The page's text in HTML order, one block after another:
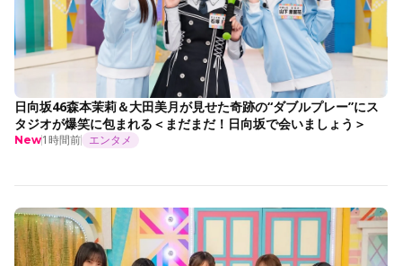
日向坂46森本茉莉＆大田美月が見せた奇跡の“ダブルプレー”にス
タジオが爆笑に包まれる＜まだまだ！日向坂で会いましょう＞
New1時間前 エンタメ